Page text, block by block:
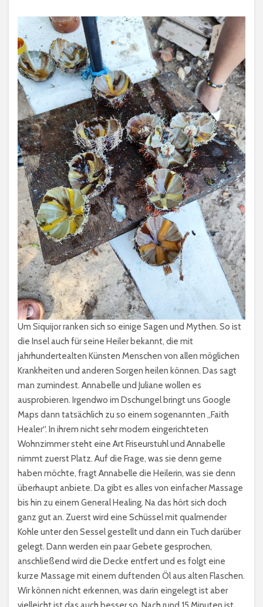
Um Siquijor ranken sich so einige Sagen und Mythen. So ist
die Insel auch für seine Heiler bekannt, die mit
jahrhundertealten Künsten Menschen von allen möglichen
Krankheiten und anderen Sorgen heilen können. Das sagt
man zumindest. Annabelle und Juliane wollen es
ausprobieren. Irgendwo im Dschungel bringt uns Google
Maps dann tatsächlich zu so einem sogenannten „Faith
Healer“. In ihrem nicht sehr modern eingerichteten
Wohnzimmer steht eine Art Friseurstuhl und Annabelle
nimmt zuerst Platz. Auf die Frage, was sie denn gerne
haben möchte, fragt Annabelle die Heilerin, was sie denn
überhaupt anbiete. Da gibt es alles von einfacher Massage
bis hin zu einem General Healing. Na das hört sich doch
ganz gut an. Zuerst wird eine Schüssel mit qualmender
Kohle unter den Sessel gestellt und dann ein Tuch darüber
gelegt. Dann werden ein paar Gebete gesprochen,
anschließend wird die Decke entfert und es folgt eine
kurze Massage mit einem duftenden Öl aus alten Flaschen.
Wir können nicht erkennen, was darin eingelegt ist aber